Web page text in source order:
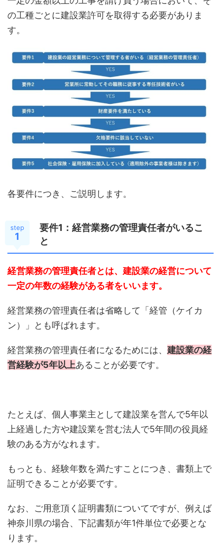
の工種ごとに建設業許可を取得する必要がありま
す。
各要件につき、ご説明します。
step
1
要件1：経営業務の管理責任者がいるこ
と
経営業務の管理責任者とは、建設業の経営について
一定の年数の経験がある者をいいます。
経営業務の管理責任者は省略して「経管（ケイカ
ン）」とも呼ばれます。
経営業務の管理責任者になるためには、 建設業の経
営経験が5年以上あることが必要です。
たとえば、個人事業主として建設業を営んで5年以
上経過した方や建設業を営む法人で5年間の役員経
験のある方がなれます。
もっとも、経験年数を満たすことにつき、書類上で
証明できることが必要です。
なお、ご用意頂く証明書類についてですが、例えば
神奈川県の場合、下記書類が年1件単位で必要とな
ります。